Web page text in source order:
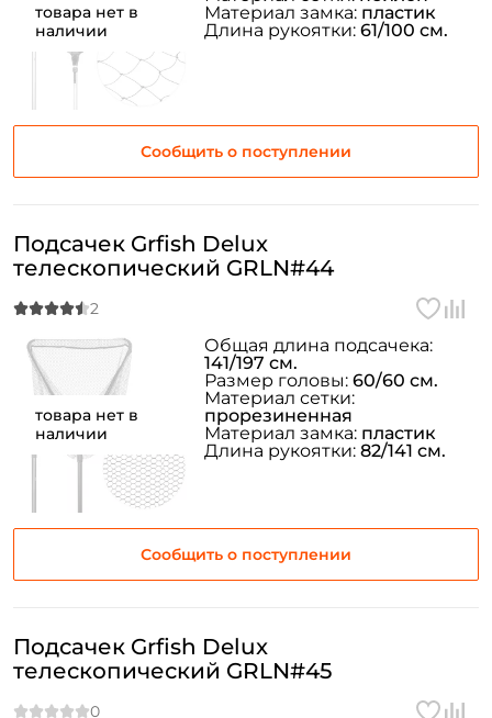
товара нет в
наличии
Сообщить о поступлении
Материал замка: пластик
Длина рукоятки: 61/100 см.
товара нет в
наличии
Подсачек Grfish Delux
телескопический GRLN#44
Сообщить о поступлении
Общая длина подсачека:
141/197 см.
Размер головы: 60/60 см.
Материал сетки:
прорезиненная
Материал замка: пластик
Длина рукоятки: 82/141 см.
Подсачек Grfish Delux
телескопический GRLN#45